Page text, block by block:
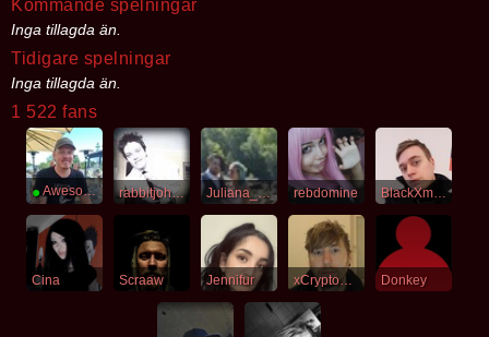
Kommande spelningar
Inga tillagda än.
Tidigare spelningar
Inga tillagda än.
1 522 fans
●Awesomesauce rabbitjohanssonn Juliana_Romantic rebdomine
Cina Scraaw Jennifur xCryptonitE Donkey